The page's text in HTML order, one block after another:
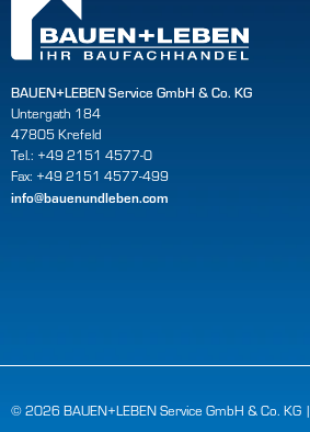
BAUEN+LEBEN Service GmbH & Co. KG
Untergath 184
47805 Krefeld
Tel.: +49 2151 4577-0
Fax: +49 2151 4577-499
info@bauenundleben.com
© 2026 BAUEN+LEBEN Service GmbH & Co. KG |